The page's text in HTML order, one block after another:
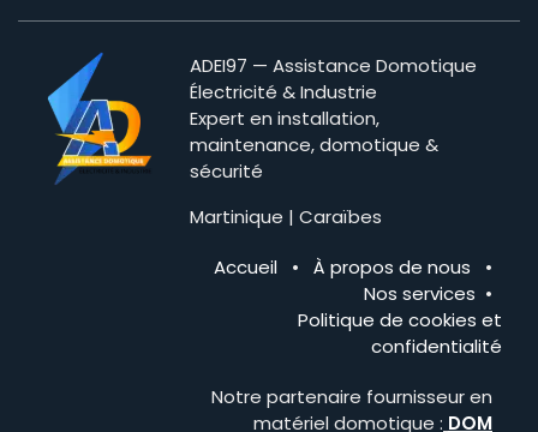
ADEI97 — Assistance Domotique
Électricité & Industrie
Expert en installation,
maintenance, domotique &
sécurité
Martinique | Caraïbes
Accueil
• À propos de nous
•
Nos services •
Politique de cookies et
confidentialité
Notre partenaire fournisseur en
matériel domotique : DOM